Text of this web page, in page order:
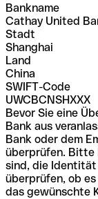
Bankname
Cathay United
Stadt
Shanghai
Land
China
SWIFT-Code
UWCBCNSHXXX
Bevor Sie eine
Bank aus
Bank oder dem
überprüfen. Bitte
sind, die
überprüfen, ob
das gewünschte